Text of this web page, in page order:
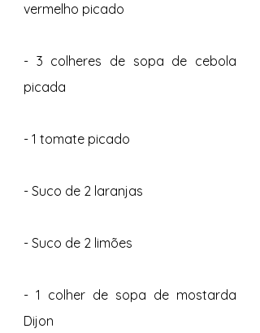
vermelho picado
- 3 colheres de sopa de cebola
picada
- 1 tomate picado
- Suco de 2 laranjas
- Suco de 2 limões
- 1 colher de sopa de mostarda
Dijon